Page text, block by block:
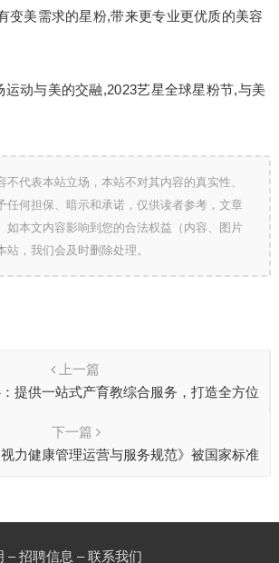
变美需求的星粉,带来更专业更优质的美容
运动与美的交融,2023艺星全球星粉节,与美
不代表本站立场，本站不对其内容的真实性、
任何担保、暗示和承诺，仅供读者参考，文章
如本文内容影响到您的合法权益（内容、图片
，我们会及时删除处理。
上一篇
提供一站式产育教综合服务，打造全方位
下一篇
力健康管理运营与服务规范》被国家标准
– 招聘信息 –联系我们